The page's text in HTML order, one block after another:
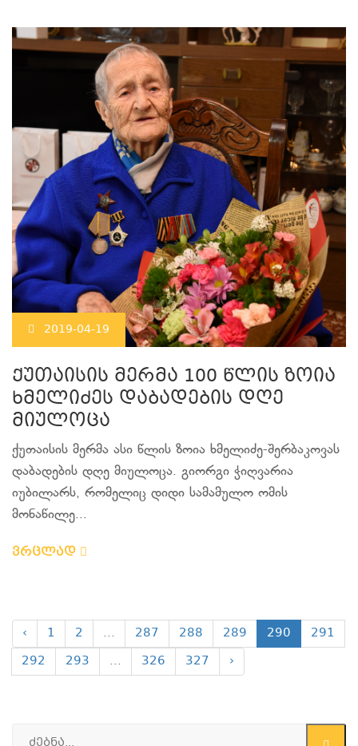
2019-04-19
ქუთაისის მერმა 100 წლის ზოია
ხმელიძეს დაბადების დღე
მიულოცა
ქუთაისის მერმა ასი წლის ზოია ხმელიძე-შერბაკოვას
დაბადების დღე მიულოცა. გიორგი ჭიღვარია
იუბილარს, რომელიც დიდი სამამულო ომის
მონაწილე...
ვრცლად
‹ 1 2 ... 287 288 289 290
291
292
293 ... 326 327 ›